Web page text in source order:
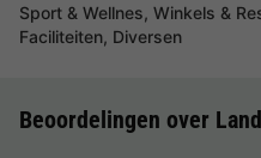
Sport & Wellnes, Winkels &
Faciliteiten, Diversen
Beoordelingen over